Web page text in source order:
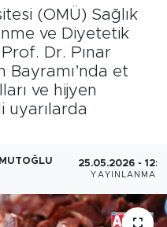
(OMÜ) Sağlık
ve Diyetetik
Dr. Pınar
Bayramı’nda et
ve hijyen
uyarılarda
25.05.2026 -
YAYINLANMA